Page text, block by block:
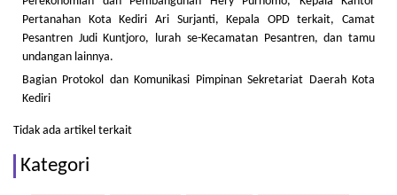
Pertanahan Kota Kediri Ari Surjanti, Kepala OPD terkait, Camat
Pesantren Judi Kuntjoro, lurah se-Kecamatan Pesantren, dan tamu
undangan lainnya.
Bagian Protokol dan Komunikasi Pimpinan Sekretariat Daerah Kota
Kediri
Tidak ada artikel terkait
Kategori